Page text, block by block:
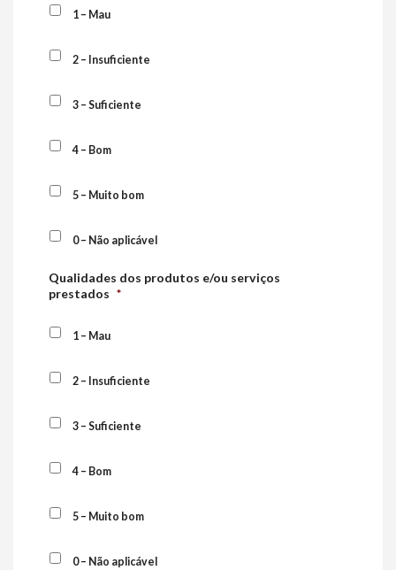
1 – Mau
2 – Insuficiente
3 – Suficiente
4 – Bom
5 – Muito bom
0 – Não aplicável
Qualidades dos produtos e/ou serviços
prestados *
1 – Mau
2 – Insuficiente
3 – Suficiente
4 – Bom
5 – Muito bom
0 – Não aplicável